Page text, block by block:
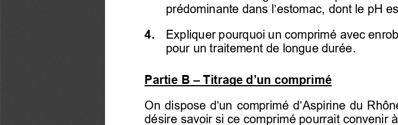
prédominante dans l’estomac, dont le pH
4.
Expliquer pourquoi un comprimé avec
pour un traitement de longue durée.
Partie B – Titrage d’un comprimé
On dispose d’un comprimé d’Aspirine du
désire savoir si ce comprimé pourrait convenir